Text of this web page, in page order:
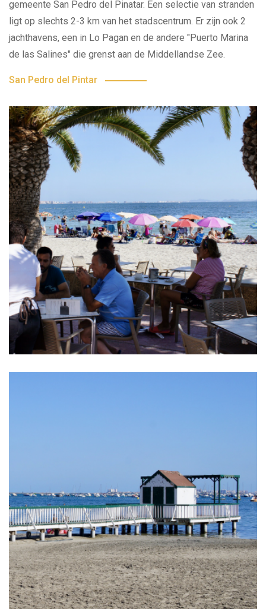
gemeente San Pedro del Pinatar. Een selectie van stranden
ligt op slechts 2-3 km van het stadscentrum. Er zijn ook 2
jachthavens, een in Lo Pagan en de andere "Puerto Marina
de las Salines" die grenst aan de Middellandse Zee.
San Pedro del Pintar